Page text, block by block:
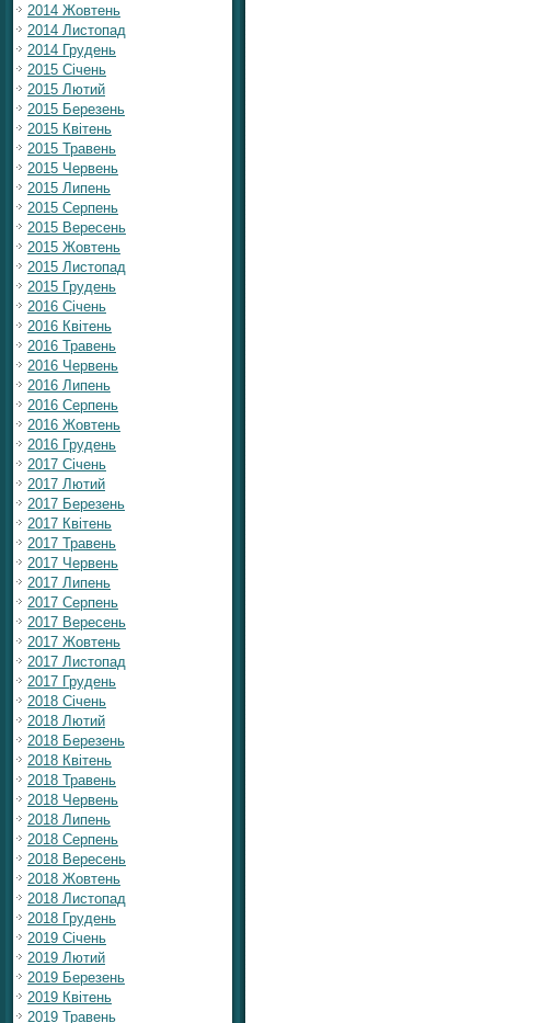
2014 Жовтень
2014 Листопад
2014 Грудень
2015 Січень
2015 Лютий
2015 Березень
2015 Квітень
2015 Травень
2015 Червень
2015 Липень
2015 Серпень
2015 Вересень
2015 Жовтень
2015 Листопад
2015 Грудень
2016 Січень
2016 Квітень
2016 Травень
2016 Червень
2016 Липень
2016 Серпень
2016 Жовтень
2016 Грудень
2017 Січень
2017 Лютий
2017 Березень
2017 Квітень
2017 Травень
2017 Червень
2017 Липень
2017 Серпень
2017 Вересень
2017 Жовтень
2017 Листопад
2017 Грудень
2018 Січень
2018 Лютий
2018 Березень
2018 Квітень
2018 Травень
2018 Червень
2018 Липень
2018 Серпень
2018 Вересень
2018 Жовтень
2018 Листопад
2018 Грудень
2019 Січень
2019 Лютий
2019 Березень
2019 Квітень
2019 Травень